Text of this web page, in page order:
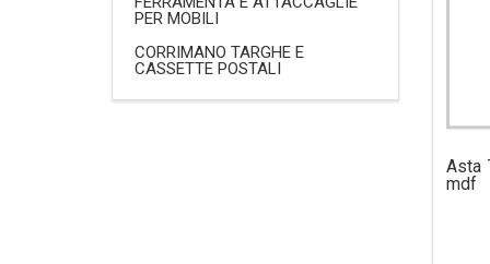
PER MOBILI
CORRIMANO TARGHE E
CASSETTE POSTALI
Asta
mdf